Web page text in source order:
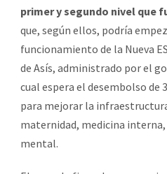
primer y segundo nivel que
que, según ellos, podría
funcionamiento de la Nueva
de Asís, administrado por el
cual espera el desembolso de
para mejorar la
maternidad, medicina
mental.